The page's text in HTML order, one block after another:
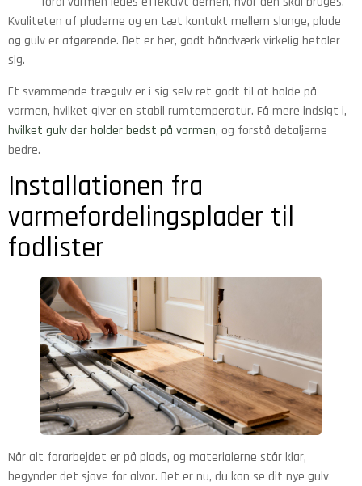
Kvaliteten af pladerne og en tæt kontakt mellem slange, plade
og gulv er afgørende. Det er her, godt håndværk virkelig betaler
sig.
Et svømmende trægulv er i sig selv ret godt til at holde på
varmen, hvilket giver en stabil rumtemperatur. Få mere indsigt i,
hvilket gulv der holder bedst på varmen, og forstå detaljerne
bedre.
Installationen fra
varmefordelingsplader til
fodlister
Når alt forarbejdet er på plads, og materialerne står klar,
begynder det sjove for alvor. Det er nu, du kan se dit nye gulv